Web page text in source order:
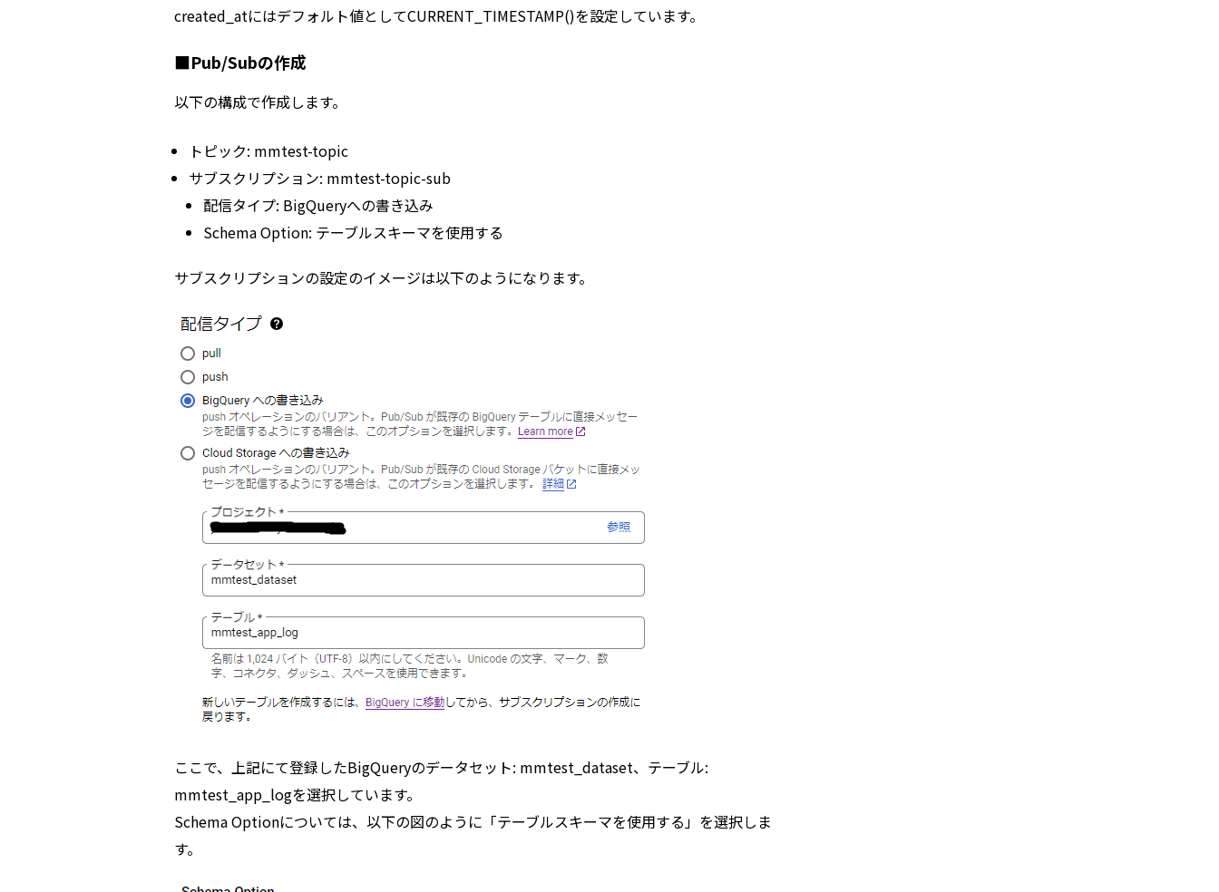
created_atにはデフォルト値としてCURRENT_TIMESTAMP()を設定しています。
■Pub/Subの作成
以下の構成で作成します。
トピック: mmtest-topic
サブスクリプション: mmtest-topic-sub
配信タイプ: BigQueryへの書き込み
Schema Option: テーブルスキーマを使用する
サブスクリプションの設定のイメージは以下のようになります。
ここで、上記にて登録したBigQueryのデータセット: mmtest_dataset、テーブル:
mmtest_app_logを選択しています。
Schema Optionについては、以下の図のように「テーブルスキーマを使用する」を選択しま
す。